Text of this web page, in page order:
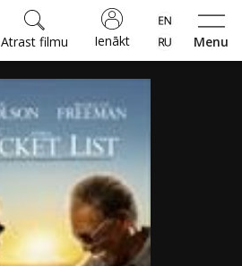
Menu
Ienākt
Atrast filmu